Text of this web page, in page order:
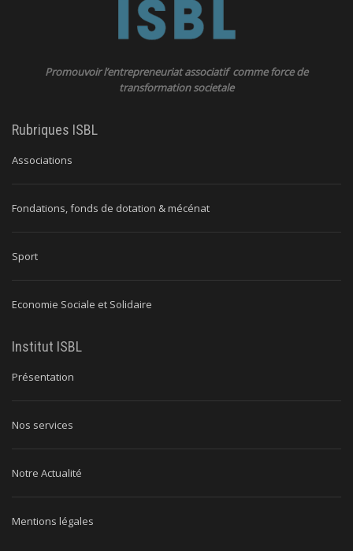
Promouvoir l’entrepreneuriat associatif comme force de
transformation societale
Rubriques ISBL
Associations
Fondations, fonds de dotation & mécénat
Sport
Economie Sociale et Solidaire
Institut ISBL
Présentation
Nos services
Notre Actualité
Mentions légales